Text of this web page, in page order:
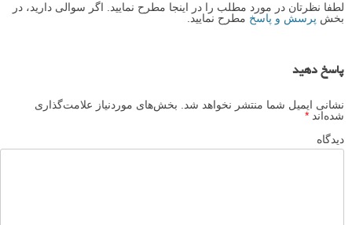
لطفا نظرتان در مورد مطلب را در اینجا مطرح نمایید. اگر سوالی دارید، در
بخش پرسش و پاسخ مطرح نمایید.
پاسخ دهید
نشانی ایمیل شما منتشر نخواهد شد. بخش‌های موردنیاز علامت‌گذاری
شده‌اند *
دیدگاه